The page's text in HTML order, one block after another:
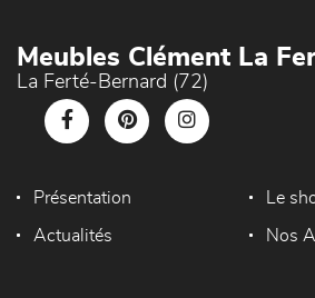
Meubles Clément La
La Ferté-Bernard (72)
Présentation Le
Actualités Nos